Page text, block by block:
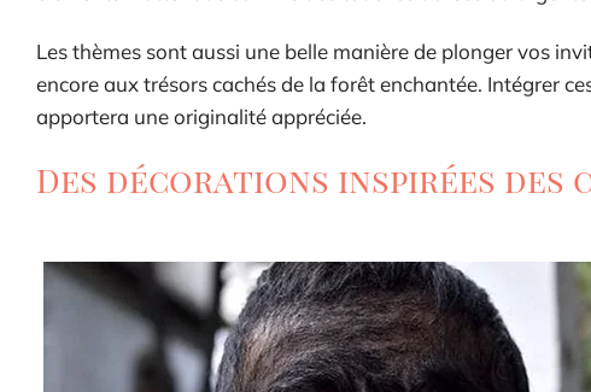
Les thèmes sont aussi une belle manière de plonger vos
encore aux trésors cachés de la forêt enchantée. Intégrer
apportera une originalité appréciée.
Des décorations inspirées des